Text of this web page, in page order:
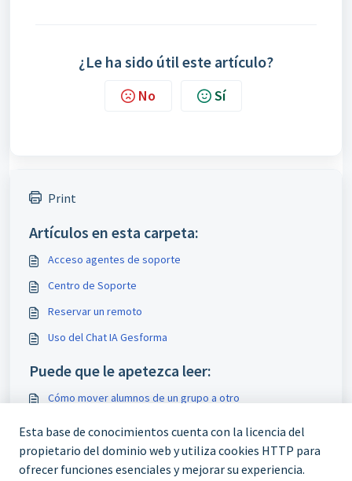
¿Le ha sido útil este artículo?
No Sí
Print
Artículos en esta carpeta:
Acceso agentes de soporte
Centro de Soporte
Reservar un remoto
Uso del Chat IA Gesforma
Puede que le apetezca leer:
Cómo mover alumnos de un grupo a otro
Asesor: inicio
Gestión ERTE
Esta base de conocimientos cuenta con la licencia del
propietario del dominio web y utiliza cookies HTTP para
ofrecer funciones esenciales y mejorar su experiencia.